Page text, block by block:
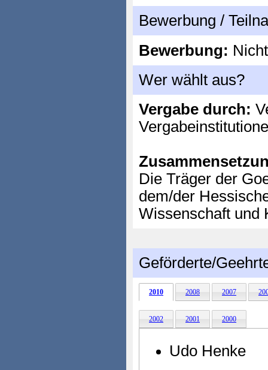
Bewerbung /
Bewerbung:
Wer wählt aus?
Vergabe durch:
Die Träger der
dem/der
Wissenschaft und
Geförderte/
2010 2008 2007
2002 2001 2000
Udo Henke